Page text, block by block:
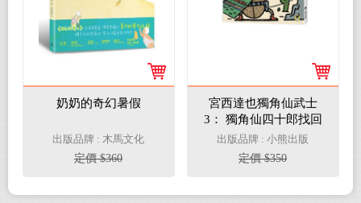
奶奶的奇幻暑假
出版品牌 : 木馬文化
定價 $360
宮西達也獨角仙武士
3： 獨角仙四十郎找回
初衷（隨書附贈宮西達
也獨家授權獨角仙武士
紙相撲遊戲）
出版品牌 : 小熊出版
定價 $350